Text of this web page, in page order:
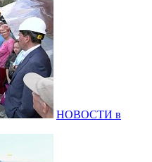
НОВОСТИ в